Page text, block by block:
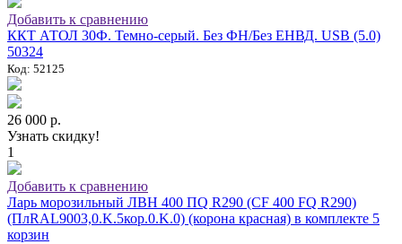
Добавить к сравнению
ККТ АТОЛ 30Ф. Темно-серый. Без ФН/Без ЕНВД. USB (5.0)
50324
Код: 52125
26 000 р.
Узнать скидку!
1
Добавить к сравнению
Ларь морозильный ЛВН 400 ПQ R290 (СF 400 FQ R290)
(ПлRAL9003,0.K.5кор.0.K.0) (корона красная) в комплекте 5
корзин